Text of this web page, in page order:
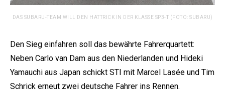
DAS SUBARU-TEAM WILL DEN HATTRICK IN DER KLASSE SP3-T (FOTO: SUBARU)
Den Sieg einfahren soll das bewährte Fahrerquartett:
Neben Carlo van Dam aus den Niederlanden und Hideki
Yamauchi aus Japan schickt STI mit Marcel Lasée und Tim
Schrick erneut zwei deutsche Fahrer ins Rennen.